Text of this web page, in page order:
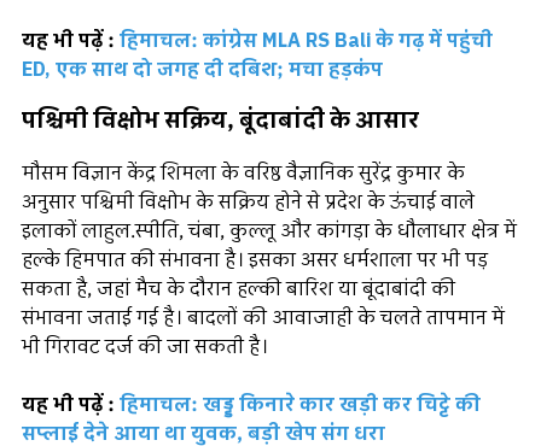
यह भी पढ़ें : हिमाचल: कांग्रेस MLA RS Bali के गढ़ में पहुंची
ED, एक साथ दो जगह दी दबिश; मचा हड़कंप
पश्चिमी विक्षोभ सक्रिय, बूंदाबांदी के आसार
मौसम विज्ञान केंद्र शिमला के वरिष्ठ वैज्ञानिक सुरेंद्र कुमार के
अनुसार पश्चिमी विक्षोभ के सक्रिय होने से प्रदेश के ऊंचाई वाले
इलाकों लाहुल.स्पीति, चंबा, कुल्लू और कांगड़ा के धौलाधार क्षेत्र में
हल्के हिमपात की संभावना है। इसका असर धर्मशाला पर भी पड़
सकता है, जहां मैच के दौरान हल्की बारिश या बूंदाबांदी की
संभावना जताई गई है। बादलों की आवाजाही के चलते तापमान में
भी गिरावट दर्ज की जा सकती है।
यह भी पढ़ें : हिमाचल: खड्ड किनारे कार खड़ी कर चिट्टे की
सप्लाई देने आया था युवक, बड़ी खेप संग धरा